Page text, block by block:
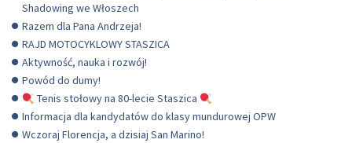
Shadowing we Włoszech
Razem dla Pana Andrzeja!
RAJD MOTOCYKLOWY STASZICA
Aktywność, nauka i rozwój!
Powód do dumy!
Tenis stołowy na 80-lecie Staszica
Informacja dla kandydatów do klasy mundurowej OPW
Wczoraj Florencja, a dzisiaj San Marino!